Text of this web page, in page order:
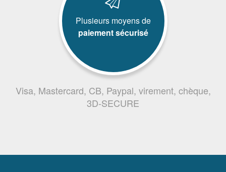
Plusieurs moyens de
paiement sécurisé
Visa, Mastercard, CB, Paypal, virement, chèque,
3D-SECURE